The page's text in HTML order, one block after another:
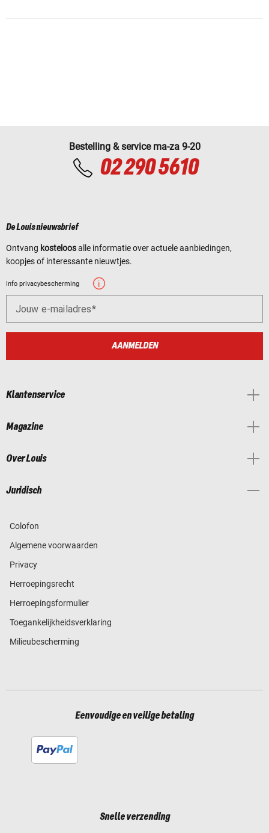
Bestelling & service ma-za 9-20
02 290 5610
De Louis nieuwsbrief
Ontvang kosteloosalle informatie over actuele aanbiedingen,
koopjes of interessante nieuwtjes.
Info privacybescherming
Jouw e-mailadres
AANMELDEN
Klantenservice
Magazine
Over Louis
Juridisch
Colofon
Algemene voorwaarden
Privacy
Herroepingsrecht
Herroepingsformulier
Toegankelijkheidsverklaring
Milieubescherming
Eenvoudige en veilige betaling
Snelle verzending